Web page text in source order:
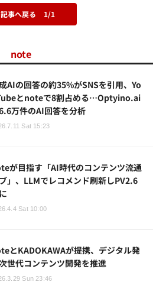
事へ戻る 1/1
note
AIの回答の約35%がSNSを引用、Yo
とnoteで8割占める…Optyino.ai
万件のAI回答を分析
Sat 15:23
が目指す「AI時代のコンテンツ流通
」、LLMでレコメンド刷新しPV2.6
Sat 10:00
とKADOKAWAが提携、デジタル発
世代コンテンツ開発を推進
Sun 23:46